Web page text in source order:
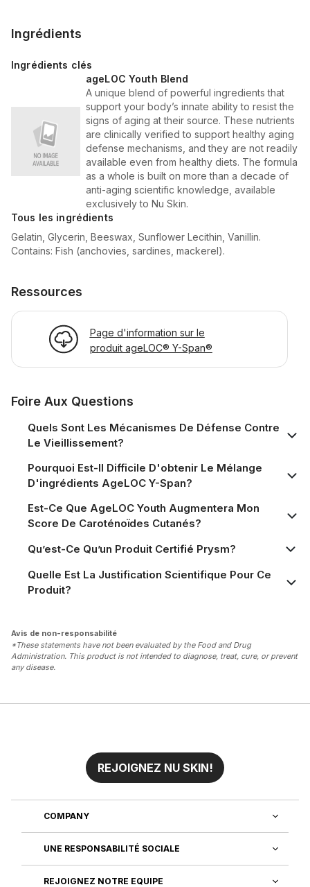
Ingrédients
Ingrédients clés
ageLOC Youth Blend
A unique blend of powerful ingredients that
support your body’s innate ability to resist the
signs of aging at their source. These nutrients
are clinically verified to support healthy aging
defense mechanisms, and they are not readily
available even from healthy diets. The formula
as a whole is built on more than a decade of
anti-aging scientific knowledge, available
exclusively to Nu Skin.
Tous les ingrédients
Gelatin, Glycerin, Beeswax, Sunflower Lecithin, Vanillin.
Contains: Fish (anchovies, sardines, mackerel).
Ressources
Page d'information sur le
produit ageLOC® Y-Span®
Foire Aux Questions
Quels Sont Les Mécanismes De Défense Contre
Le Vieillissement?
Pourquoi Est-Il Difficile D'obtenir Le Mélange
D'ingrédients AgeLOC Y-Span?
Est-Ce Que AgeLOC Youth Augmentera Mon
Score De Caroténoïdes Cutanés?
Qu’est-Ce Qu’un Produit Certifié Prysm?
Quelle Est La Justification Scientifique Pour Ce
Produit?
Avis de non-responsabilité
*These statements have not been evaluated by the Food and Drug
Administration. This product is not intended to diagnose, treat, cure, or prevent
any disease.
REJOIGNEZ NU SKIN!
COMPANY
UNE RESPONSABILITÉ SOCIALE
REJOIGNEZ NOTRE EQUIPE